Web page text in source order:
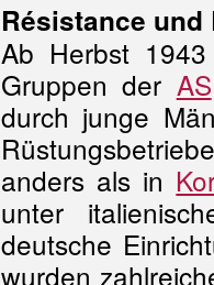
Résistance
Ab Herbst
Gruppen der AS
durch junge
anders als in
unter
deutsche
wurden